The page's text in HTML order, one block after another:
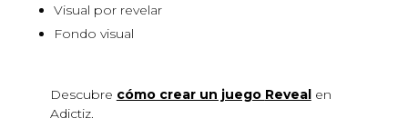
Visual por revelar
Fondo visual
Descubre cómo crear un juego Revealen
Adictiz.